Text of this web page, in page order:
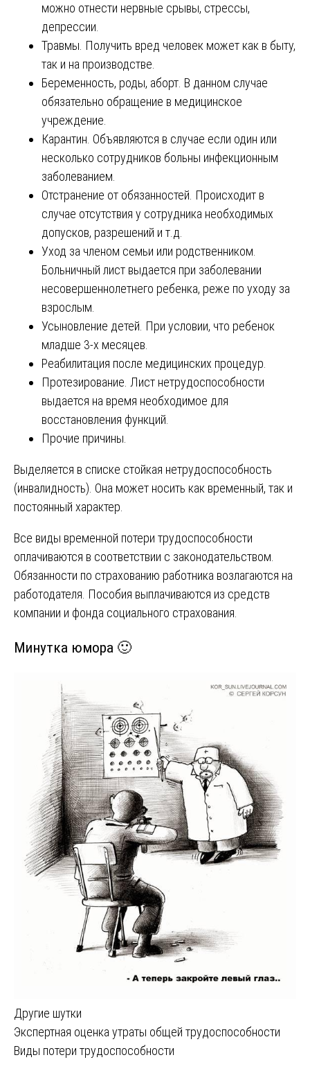
можно отнести нервные срывы, стрессы,
депрессии.
Травмы. Получить вред человек может как в быту,
так и на производстве.
Беременность, роды, аборт. В данном случае
обязательно обращение в медицинское
учреждение.
Карантин. Объявляются в случае если один или
несколько сотрудников больны инфекционным
заболеванием.
Отстранение от обязанностей. Происходит в
случае отсутствия у сотрудника необходимых
допусков, разрешений и т.д.
Уход за членом семьи или родственником.
Больничный лист выдается при заболевании
несовершеннолетнего ребенка, реже по уходу за
взрослым.
Усыновление детей. При условии, что ребенок
младше 3-х месяцев.
Реабилитация после медицинских процедур.
Протезирование. Лист нетрудоспособности
выдается на время необходимое для
восстановления функций.
Прочие причины.
Выделяется в списке стойкая нетрудоспособность
(инвалидность). Она может носить как временный, так и
постоянный характер.
Все виды временной потери трудоспособности
оплачиваются в соответствии с законодательством.
Обязанности по страхованию работника возлагаются на
работодателя. Пособия выплачиваются из средств
компании и фонда социального страхования.
Минутка юмора 🙂
Другие шутки
Навигация
по
Экспертная оценка утраты общей трудоспособности
Виды потери трудоспособности